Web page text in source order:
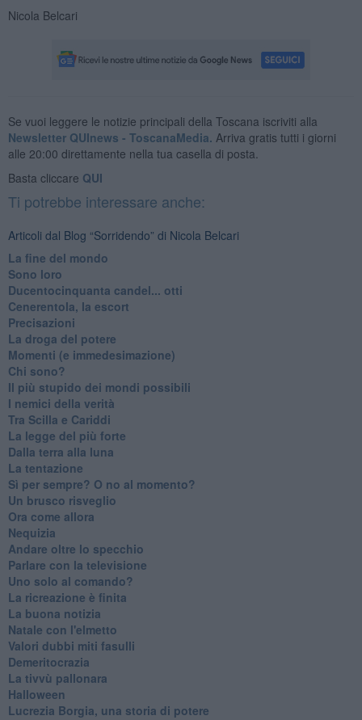
Nicola Belcari
Se vuoi leggere le notizie principali della Toscana iscriviti alla
Newsletter QUInews - ToscanaMedia. Arriva gratis tutti i giorni
alle 20:00 direttamente nella tua casella di posta.
Basta cliccare QUI
Ti potrebbe interessare anche:
Articoli dal Blog “Sorridendo” di Nicola Belcari
La fine del mondo
Sono loro
Ducentocinquanta candel... otti
Cenerentola, la escort
Precisazioni
La droga del potere
Momenti (e immedesimazione)
Chi sono?
Il più stupido dei mondi possibili
I nemici della verità
Tra Scilla e Cariddi
La legge del più forte
Dalla terra alla luna
La tentazione
​Sì per sempre? O no al momento?
Un brusco risveglio
Ora come allora
Nequizia
Andare oltre lo specchio
Parlare con la televisione
Uno solo al comando?
La ricreazione è finita
La buona notizia
Natale con l'elmetto
Valori dubbi miti fasulli
Demeritocrazia
La tivvù pallonara
Halloween
​Lucrezia Borgia, una storia di potere